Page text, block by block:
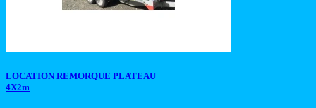
LOCATION REMORQUE PLATEAU
4X2m